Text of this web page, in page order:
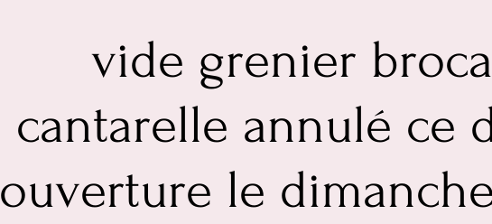
vide grenier
cantarelle annulé ce
ouverture le